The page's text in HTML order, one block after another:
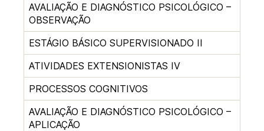
AVALIAÇÃO E DIAGNÓSTICO PSICOLÓGICO –
OBSERVAÇÃO
ESTÁGIO BÁSICO SUPERVISIONADO II
ATIVIDADES EXTENSIONISTAS IV
PROCESSOS COGNITIVOS
AVALIAÇÃO E DIAGNÓSTICO PSICOLÓGICO –
APLICAÇÃO